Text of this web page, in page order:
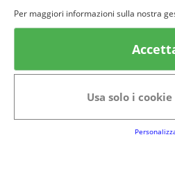
© provaprodottigratis.it 2023 | All Rights
Categorie in evidenza
Bellezza
Per maggiori informazioni sulla nostra
Usa solo i